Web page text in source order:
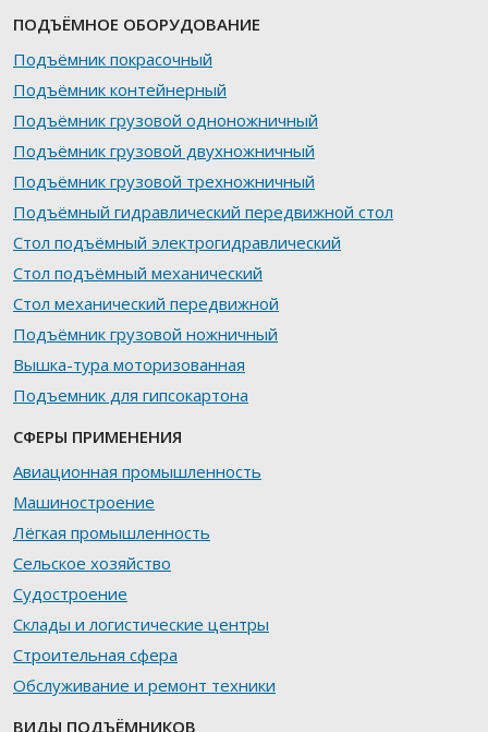
ПОДЪЁМНОЕ ОБОРУДОВАНИЕ
Подъёмник покрасочный
Подъёмник контейнерный
Подъёмник грузовой одноножничный
Подъёмник грузовой двухножничный
Подъёмник грузовой трехножничный
Подъёмный гидравлический передвижной стол
Стол подъёмный электрогидравлический
Стол подъёмный механический
Стол механический передвижной
Подъёмник грузовой ножничный
Вышка-тура моторизованная
Подъемник для гипсокартона
СФЕРЫ ПРИМЕНЕНИЯ
Авиационная промышленность
Машиностроение
Лёгкая промышленность
Сельское хозяйство
Судостроение
Склады и логистические центры
Строительная сфера
Обслуживание и ремонт техники
ВИДЫ ПОДЪЁМНИКОВ